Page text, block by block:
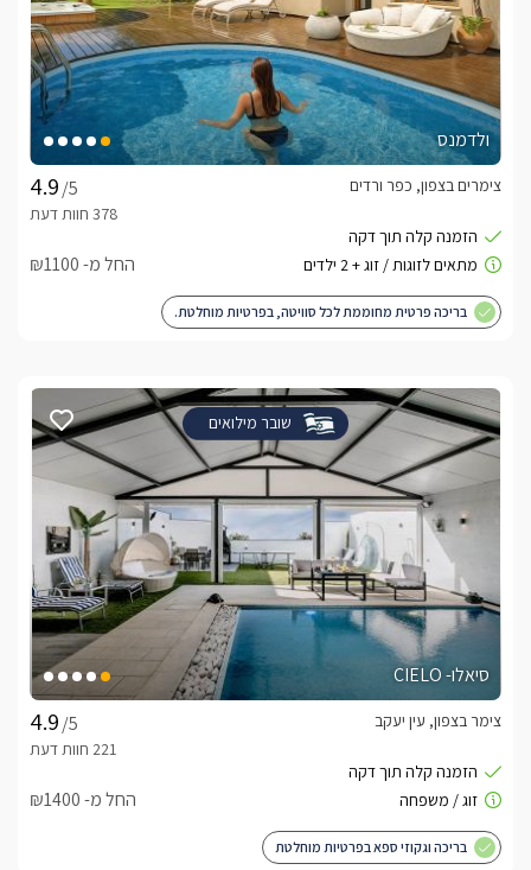
ולדמנס
/5
צימרים בצפון, כפר ורדים
החל מ- ₪1100
בריכה פרטית מחוממת לכל סוויטה, בפרטיות מוחלטת.
שובר מילואים
סיאלו- CIELO
/5
צימר בצפון, עין יעקב
החל מ- ₪1400
בריכה וגקוזי ספא בפרטיות מוחלטת